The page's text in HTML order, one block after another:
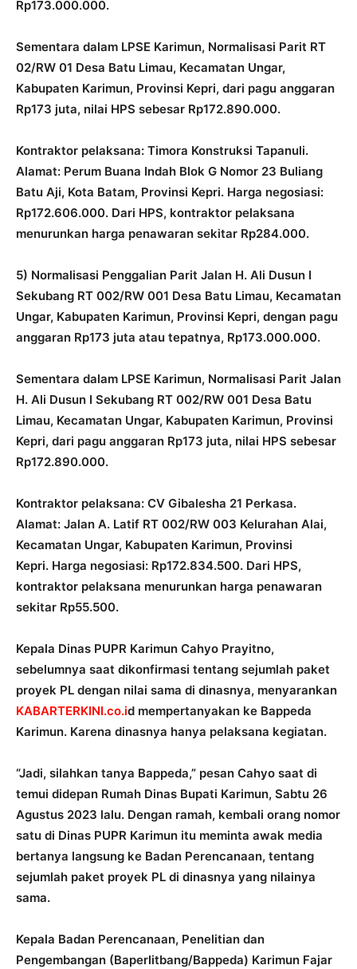
Rp173.000.000.
Sementara dalam LPSE Karimun, Normalisasi Parit RT
02/RW 01 Desa Batu Limau, Kecamatan Ungar,
Kabupaten Karimun, Provinsi Kepri, dari pagu anggaran
Rp173 juta, nilai HPS sebesar Rp172.890.000.
Kontraktor pelaksana: Timora Konstruksi Tapanuli.
Alamat: Perum Buana Indah Blok G Nomor 23 Buliang
Batu Aji, Kota Batam, Provinsi Kepri. Harga negosiasi:
Rp172.606.000. Dari HPS, kontraktor pelaksana
menurunkan harga penawaran sekitar Rp284.000.
5) Normalisasi Penggalian Parit Jalan H. Ali Dusun I
Sekubang RT 002/RW 001 Desa Batu Limau, Kecamatan
Ungar, Kabupaten Karimun, Provinsi Kepri, dengan pagu
anggaran Rp173 juta atau tepatnya, Rp173.000.000.
Sementara dalam LPSE Karimun, Normalisasi Parit Jalan
H. Ali Dusun I Sekubang RT 002/RW 001 Desa Batu
Limau, Kecamatan Ungar, Kabupaten Karimun, Provinsi
Kepri, dari pagu anggaran Rp173 juta, nilai HPS sebesar
Rp172.890.000.
Kontraktor pelaksana: CV Gibalesha 21 Perkasa.
Alamat: Jalan A. Latif RT 002/RW 003 Kelurahan Alai,
Kecamatan Ungar, Kabupaten Karimun, Provinsi
Kepri. Harga negosiasi: Rp172.834.500. Dari HPS,
kontraktor pelaksana menurunkan harga penawaran
sekitar Rp55.500.
Kepala Dinas PUPR Karimun Cahyo Prayitno,
sebelumnya saat dikonfirmasi tentang sejumlah paket
proyek PL dengan nilai sama di dinasnya, menyarankan
KABARTERKINI.co.id mempertanyakan ke Bappeda
Karimun. Karena dinasnya hanya pelaksana kegiatan.
“Jadi, silahkan tanya Bappeda,” pesan Cahyo saat di
temui didepan Rumah Dinas Bupati Karimun, Sabtu 26
Agustus 2023 lalu. Dengan ramah, kembali orang nomor
satu di Dinas PUPR Karimun itu meminta awak media
bertanya langsung ke Badan Perencanaan, tentang
sejumlah paket proyek PL di dinasnya yang nilainya
sama.
Kepala Badan Perencanaan, Penelitian dan
Pengembangan (Baperlitbang/Bappeda) Karimun Fajar